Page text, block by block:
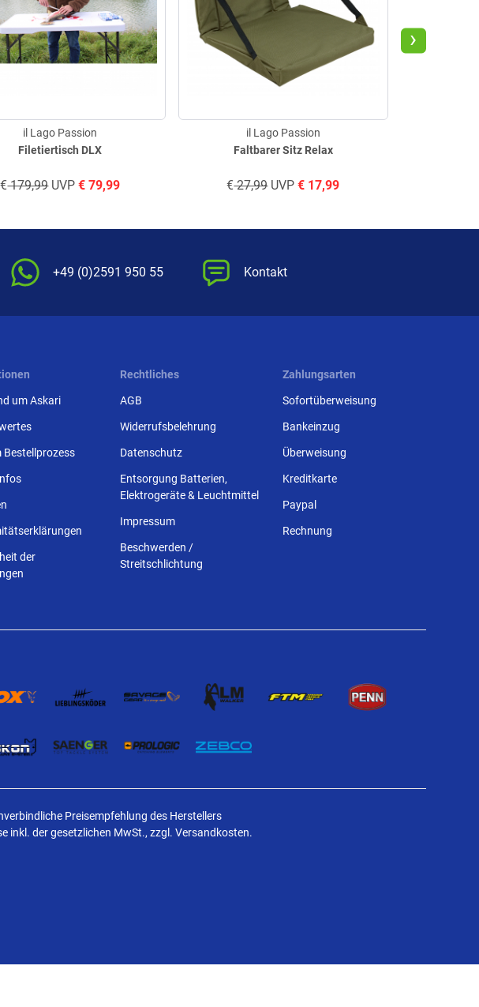
Filetiertisch DLX
il Lago Passion
€179,99UVP € 79,99
Faltbarer Sitz Relax
il Lago Passion
€27,99UVP € 17,99
›
+49 (0)2591 950 55 Kontakt
um Askari
Bestellprozess
der
Rechtliches
AGB
Widerrufsbelehrung
Datenschutz
Entsorgung Batterien,
Elektrogeräte & Leuchtmittel
Impressum
Beschwerden /
Streitschlichtung
Zahlungsarten
Sofortüberweisung
Bankeinzug
Überweisung
Kreditkarte
Paypal
Rechnung
Preisempfehlung des Herstellers
inkl. der gesetzlichen MwSt., zzgl. Versandkosten.